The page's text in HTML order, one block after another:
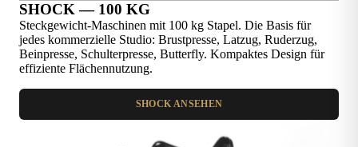
SHOCK — 100 KG
Steckgewicht-Maschinen mit 100 kg Stapel. Die Basis für
jedes kommerzielle Studio: Brustpresse, Latzug, Ruderzug,
Beinpresse, Schulterpresse, Butterfly. Kompaktes Design für
effiziente Flächennutzung.
SHOCK ANSEHEN